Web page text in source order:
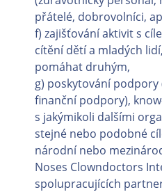
přátelé, dobrovolníci,
f) zajišťování aktivit s
cítění dětí a mladých
pomáhat druhým,
g) poskytování
finanční podpory),
s jakýmikoli dalšími
stejné nebo podobné
národní nebo
Noses Clowndoctors
spolupracujících